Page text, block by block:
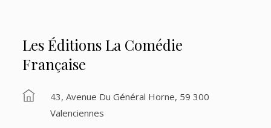
Les Éditions La Comédie
Française
43, Avenue Du Général Horne, 59 300
Valenciennes